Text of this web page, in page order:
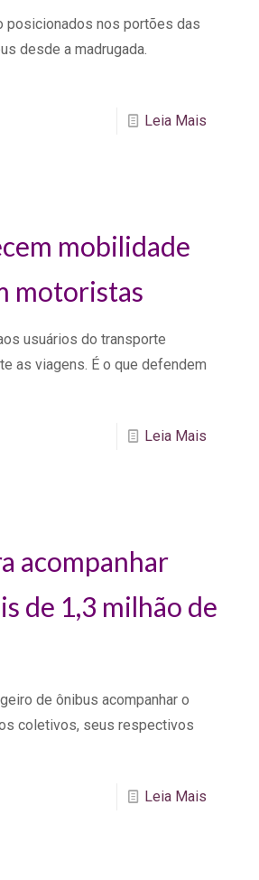
posicionados nos portões das
desde a madrugada.
Leia Mais
mobilidade
motoristas
usuários do transporte
as viagens. É o que defendem
Leia Mais
acompanhar
de 1,3 milhão de
de ônibus acompanhar o
coletivos, seus respectivos
Leia Mais